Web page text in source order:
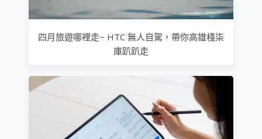
四月旅遊哪裡走~ HTC 無人自駕，帶你高雄棧柒
庫趴趴走